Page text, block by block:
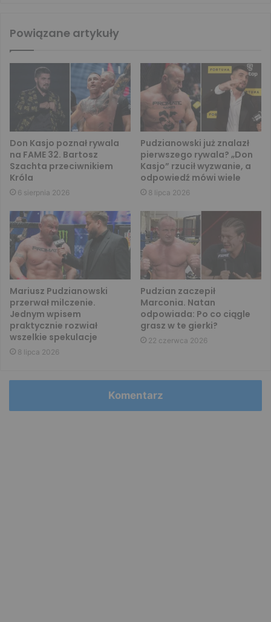
Powiązane artykuły
Don Kasjo poznał rywala
na FAME 32. Bartosz
Szachta przeciwnikiem
Króla
6 sierpnia 2026
Pudzianowski już znalazł
pierwszego rywala? „Don
Kasjo” rzucił wyzwanie, a
odpowiedź mówi wiele
8 lipca 2026
Mariusz Pudzianowski
przerwał milczenie.
Jednym wpisem
praktycznie rozwiał
wszelkie spekulacje
8 lipca 2026
Pudzian zaczepił
Marconia. Natan
odpowiada: Po co ciągle
grasz w te gierki?
22 czerwca 2026
Komentarz